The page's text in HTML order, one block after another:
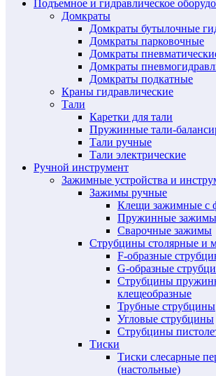
Подъемное и гидравлическое
Домкраты
Домкраты бутылочные
Домкраты парковочные
Домкраты
Домкраты
Домкраты подкатные
Краны гидравлические
Тали
Каретки для тали
Пружинные тали-
Тали ручные
Тали электрические
Ручной инструмент
Зажимные устройства и
Зажимы ручные
Клещи зажимные с
Пружинные зажимы
Сварочные зажимы
Струбцины столярные и
F-образные
G-образные
Струбцины
клещеобразные
Трубные струбцины
Угловые струбцины
Струбцины
Тиски
Тиски слесарные
(настольные)